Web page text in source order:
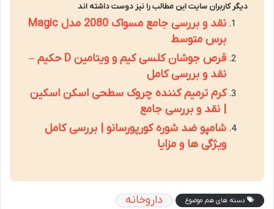
دیگر کاربران سایت این مطالب را نیز دوست داشته اند
نقد و بررسی جامع مسواک 2080 مدل Magic
برس متوسط
قرص جوشان کلسی کیم و ویتامین D حکیم –
نقد و بررسی کامل
کرم ترمیم کننده چروک سطحی اسکن اسکین
| نقد و بررسی جامع
شامپو ضد شوره کورپورسانو | بررسی کامل
ویژگی ها و مزایا
دسته های هم موضوع داروخانه